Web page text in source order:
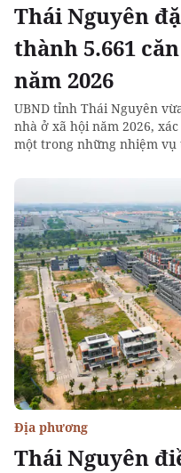
Thái Nguyên
thành 5.661
năm 2026
UBND tỉnh Thái Nguyên
nhà ở xã hội năm 2026,
một trong những nhiệm vụ
Thái Nguyên
Địa phương